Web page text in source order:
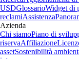
USDGlossarioWidget di
reclamiAssistenza
Azienda
Chi siamoPiano di
riservaAffiliazione
assetSostenibilità